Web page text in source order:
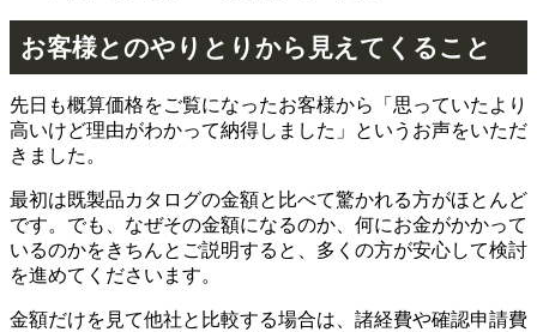
お客様とのやりとりから見えてくること
先日も概算価格をご覧になったお客様から「思っていたより
高いけど理由がわかって納得しました」というお声をいただ
きました。
最初は既製品カタログの金額と比べて驚かれる方がほとんど
です。でも、なぜその金額になるのか、何にお金がかかって
いるのかをきちんとご説明すると、多くの方が安心して検討
を進めてくださいます。
金額だけを見て他社と比較する場合は、諸経費や確認申請費